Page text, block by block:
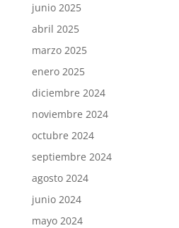
junio 2025
abril 2025
marzo 2025
enero 2025
diciembre 2024
noviembre 2024
octubre 2024
septiembre 2024
agosto 2024
junio 2024
mayo 2024